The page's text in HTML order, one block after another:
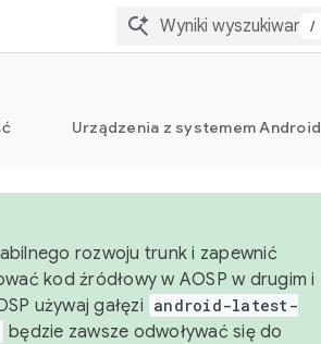
/
Urządzenia z systemem Android
rozwoju trunk i zapewnić
kod źródłowy w AOSP w drugim i
używaj gałęzi android-latest-
będzie zawsze odwoływać się do